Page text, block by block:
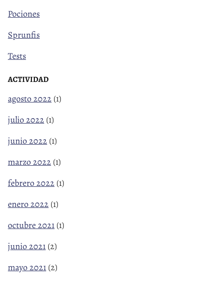
Pociones
Sprunfis
Tests
ACTIVIDAD
agosto 2022 (1)
julio 2022 (1)
junio 2022 (1)
marzo 2022 (1)
febrero 2022 (1)
enero 2022 (1)
octubre 2021 (1)
junio 2021 (2)
mayo 2021 (2)